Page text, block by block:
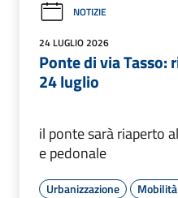
NOTIZIE
24 LUGLIO 2026
Ponte di via Tasso:
24 luglio
il ponte sarà riaperto
e pedonale
Urbanizzazione